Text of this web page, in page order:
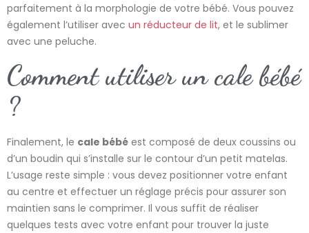
parfaitement à la morphologie de votre bébé. Vous pouvez
également l’utiliser avec un réducteur de lit, et le sublimer
avec une peluche.
Comment utiliser un cale bébé
?
Finalement, le cale bébé est composé de deux coussins ou
d’un boudin qui s’installe sur le contour d’un petit matelas.
L’usage reste simple : vous devez positionner votre enfant
au centre et effectuer un réglage précis pour assurer son
maintien sans le comprimer. Il vous suffit de réaliser
quelques tests avec votre enfant pour trouver la juste